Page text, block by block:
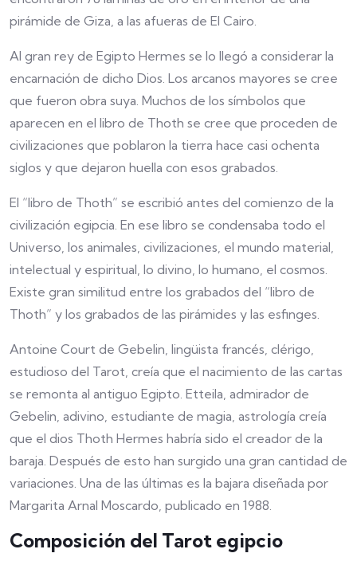
pirámide de Giza, a las afueras de El Cairo.
Al gran rey de Egipto Hermes se lo llegó a considerar la
encarnación de dicho Dios. Los arcanos mayores se cree
que fueron obra suya. Muchos de los símbolos que
aparecen en el libro de Thoth se cree que proceden de
civilizaciones que poblaron la tierra hace casi ochenta
siglos y que dejaron huella con esos grabados.
El “libro de Thoth” se escribió antes del comienzo de la
civilización egipcia. En ese libro se condensaba todo el
Universo, los animales, civilizaciones, el mundo material,
intelectual y espiritual, lo divino, lo humano, el cosmos.
Existe gran similitud entre los grabados del “libro de
Thoth” y los grabados de las pirámides y las esfinges.
Antoine Court de Gebelin, lingüista francés, clérigo,
estudioso del Tarot, creía que el nacimiento de las cartas
se remonta al antiguo Egipto. Etteila, admirador de
Gebelin, adivino, estudiante de magia, astrología creía
que el dios Thoth Hermes habría sido el creador de la
baraja. Después de esto han surgido una gran cantidad de
variaciones. Una de las últimas es la bajara diseñada por
Margarita Arnal Moscardo, publicado en 1988.
Composición del Tarot egipcio